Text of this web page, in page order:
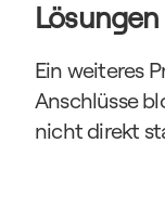
Lösungen
Ein weiteres
Anschlüsse
nicht direkt